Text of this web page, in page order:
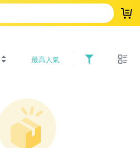
登
最高人氣